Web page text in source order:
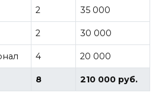
2 35 000
2 30 000
4 20 000
8 210 000 руб.